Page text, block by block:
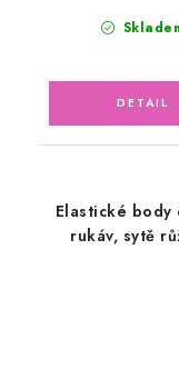
Elastické body
rukáv, sytě